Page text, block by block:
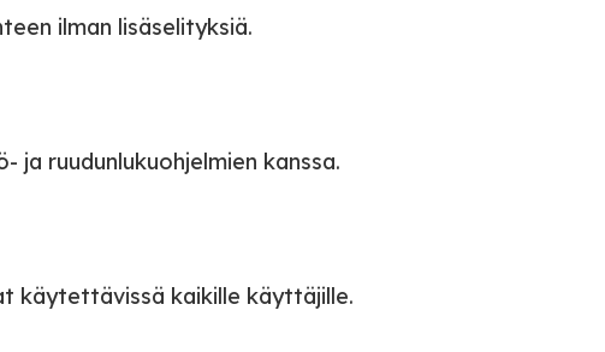
ilman lisäselityksiä.
ruudunlukuohjelmien kanssa.
käytettävissä kaikille käyttäjille.